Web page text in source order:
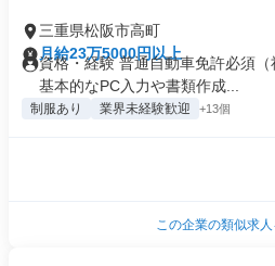
三重県松阪市高町
月給23万5000円以上
資格・経験 普通自動車免許必須
基本的なPC入力や書類作成...
制服あり 業界未経験歓迎 +13個
この企業の類似求